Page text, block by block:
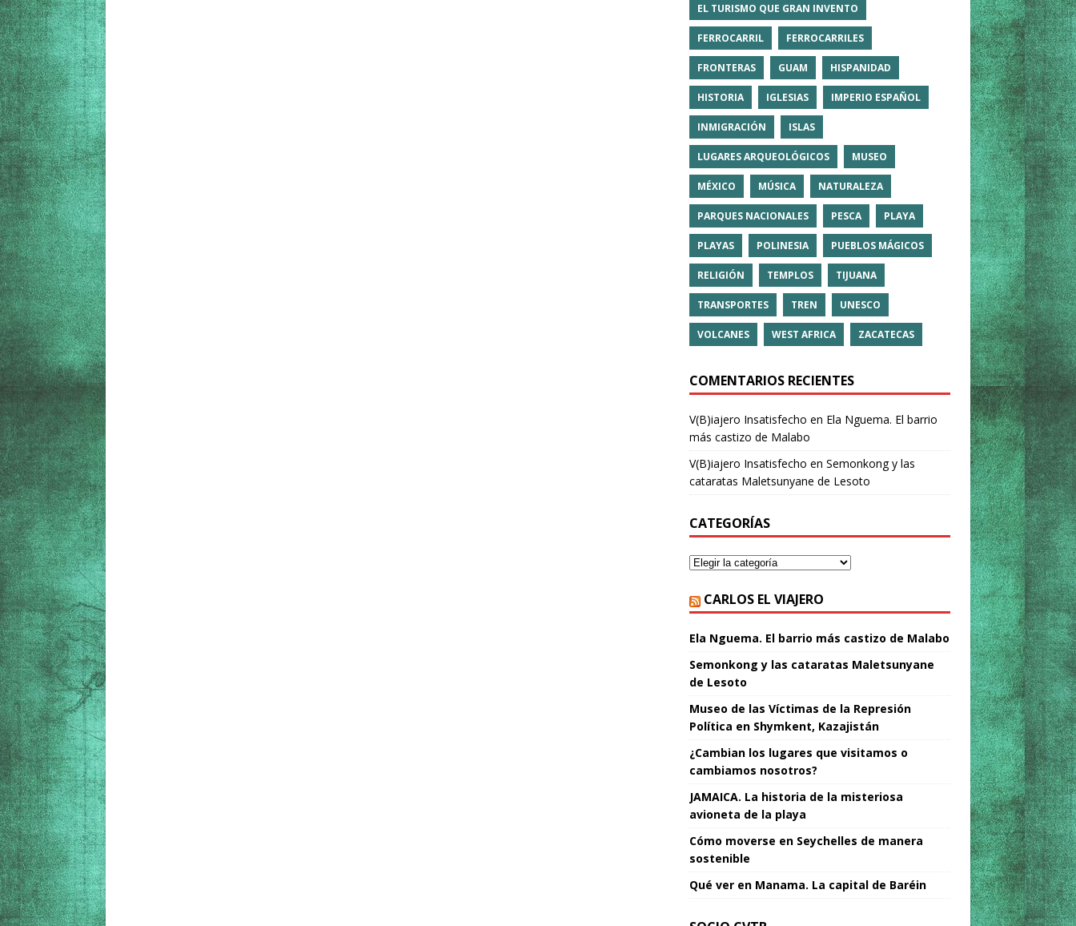
EL TURISMO QUE GRAN INVENTO
FERROCARRIL FERROCARRILES
FRONTERAS GUAM HISPANIDAD
HISTORIA IGLESIAS IMPERIO ESPAÑOL
INMIGRACIÓN ISLAS
LUGARES ARQUEOLÓGICOS MUSEO
MÉXICO MÚSICA NATURALEZA
PARQUES NACIONALES PESCA PLAYA
PLAYAS POLINESIA PUEBLOS MÁGICOS
RELIGIÓN TEMPLOS TIJUANA
TRANSPORTES TREN UNESCO
VOLCANES WEST AFRICA ZACATECAS
COMENTARIOS RECIENTES
V(B)iajero Insatisfecho en Ela Nguema. El barrio
más castizo de Malabo
V(B)iajero Insatisfecho en Semonkong y las
cataratas Maletsunyane de Lesoto
CATEGORÍAS
CARLOS EL VIAJERO
Ela Nguema. El barrio más castizo de Malabo
Semonkong y las cataratas Maletsunyane
de Lesoto
Museo de las Víctimas de la Represión
Política en Shymkent, Kazajistán
¿Cambian los lugares que visitamos o
cambiamos nosotros?
JAMAICA. La historia de la misteriosa
avioneta de la playa
Cómo moverse en Seychelles de manera
sostenible
Qué ver en Manama. La capital de Baréin